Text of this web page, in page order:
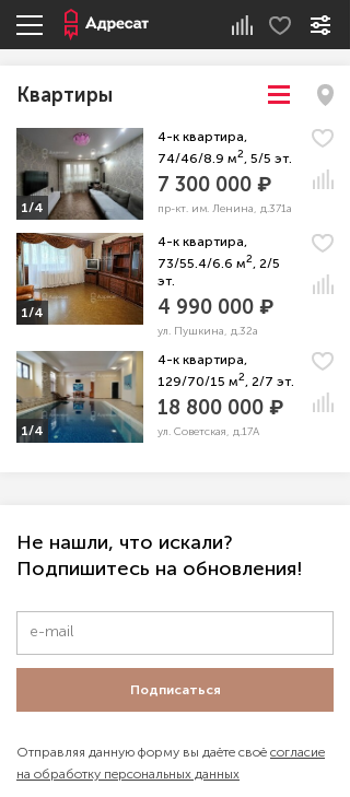
Квартиры
1/4
4-к квартира,
74/46/8.9 м2, 5/5 эт.
7 300 000 ₽
пр-кт. им. Ленина, д.371а
1/4
4-к квартира,
73/55.4/6.6 м2, 2/5
эт.
4 990 000 ₽
ул. Пушкина, д.32а
1/4
4-к квартира,
129/70/15 м2, 2/7 эт.
18 800 000 ₽
ул. Советская, д.17А
Не нашли, что искали?
Подпишитесь на обновления!
Подписаться
Отправляя данную форму вы даёте своё согласие
на обработку персональных данных